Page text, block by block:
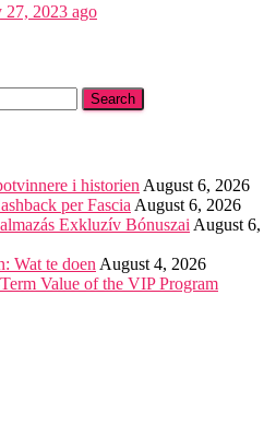
27, 2023 ago
i historien August 6, 2026
per Fascia August 6, 2026
Exkluzív Bónuszai August 6,
Wat te doen August 4, 2026
Value of the VIP Program